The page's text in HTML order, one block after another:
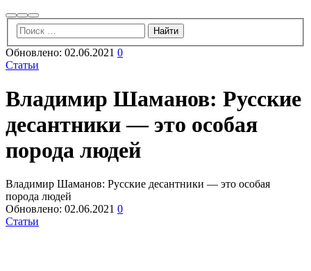
НайтиБольше
информации
Главное
меню
Обновлено: 02.06.2021 0
Статьи
Владимир Шаманов: Русские
десантники — это особая
порода людей
Владимир Шаманов: Русские десантники — это особая
порода людей
Обновлено: 02.06.2021 0
Статьи